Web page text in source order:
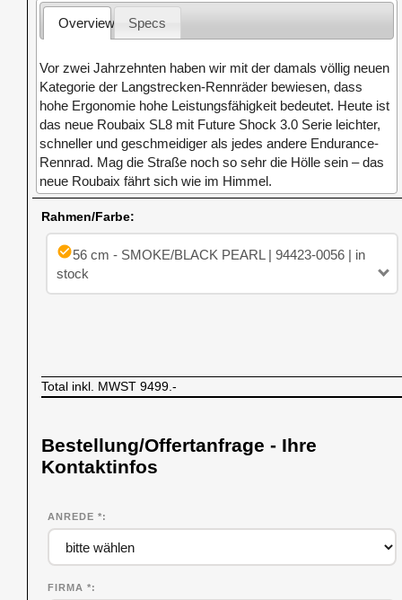
Overview Specs
Vor zwei Jahrzehnten haben wir mit der damals völlig neuen
Kategorie der Langstrecken-Rennräder bewiesen, dass
hohe Ergonomie hohe Leistungsfähigkeit bedeutet. Heute ist
das neue Roubaix SL8 mit Future Shock 3.0 Serie leichter,
schneller und geschmeidiger als jedes andere Endurance-
Rennrad. Mag die Straße noch so sehr die Hölle sein – das
neue Roubaix fährt sich wie im Himmel.
Rahmen/Farbe:
check_circle56 cm - SMOKE/BLACK PEARL | 94423-0056 | in
stock
Total inkl. MWST 9499.-
Bestellung/Offertanfrage - Ihre
Kontaktinfos
ANREDE *
FIRMA *